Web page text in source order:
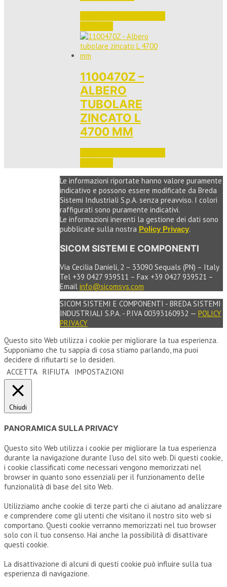
1100470Z –
ALBERO
TUBOLARE
ZINCATO L
4700 MM
Le informazioni riportate hanno valore puramente
indicativo e possono essere modificate da Breda
Sistemi Industriali S.p.A. senza preavviso. I colori
raffigurati sono puramente indicativi.
Le informazioni inerenti la gestione dei dati sono
pubblicate sulla nostra Policy Privacy.
SICOM SISTEMI E COMPONENTI
Via Cecilia Danieli, 2 – 33090 Sequals (PN) – Italy
Tel +39 0427 939511 – Fax +39 0427 939521 –
Email info@sicomsys.com
SICOM SISTEMI E COMPONENTI - BREDA SISTEMI
INDUSTRIALI S.P.A. - P.IVA 00393160932 — POLICY
PRIVACY
Questo sito Web utilizza i cookie per migliorare la tua esperienza.
Supponiamo che tu sappia di cosa stiamo parlando, ma puoi
decidere di rifiutarti se lo desideri.
ACCETTA RIFIUTA IMPOSTAZIONI
Chiudi
PANORAMICA SULLA PRIVACY
Questo sito Web utilizza i cookie per migliorare la tua esperienza
durante la navigazione durante l'uso del sito web. Di questi cookie,
i cookie classificati come necessari vengono memorizzati nel
browser in quanto sono essenziali per il funzionamento delle
funzionalità di base del sito Web.
Utilizziamo anche cookie di terze parti che ci aiutano ad analizzare
e comprendere come gli utenti che visitano il nostro sito web si
comportano. Questi cookie verranno memorizzati nel tuo browser
solo con il tuo consenso. Hai anche la possibilità di disattivare
questi cookie.
La disattivazione di alcuni di questi cookie può influire sulla tua
esperienza di navigazione.